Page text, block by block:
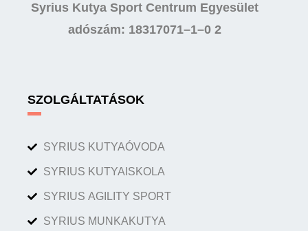
Syrius Kutya Sport Centrum Egyesület
adószám: 18317071–1–0 2
SZOLGÁLTATÁSOK
SYRIUS KUTYAÓVODA
SYRIUS KUTYAISKOLA
SYRIUS AGILITY SPORT
SYRIUS MUNKAKUTYA